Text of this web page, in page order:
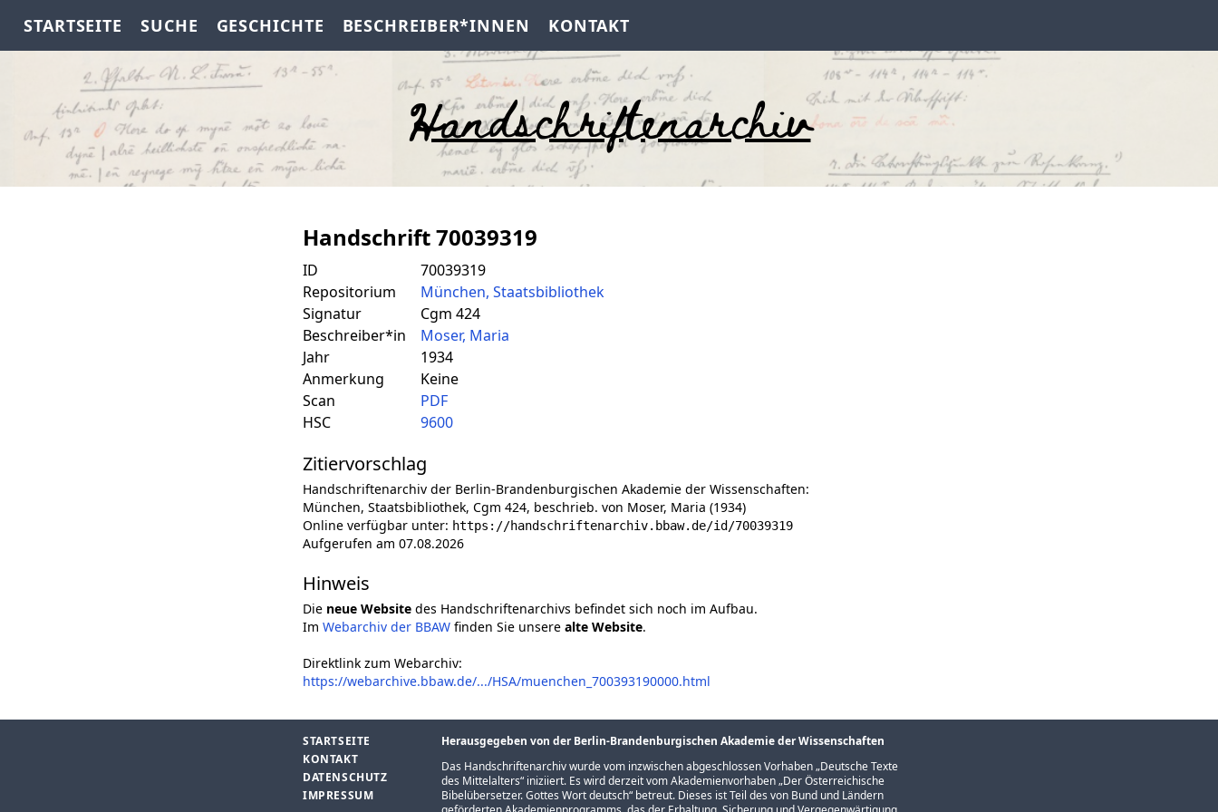
STARTSEITE SUCHE GESCHICHTE BESCHREIBER*INNEN KONTAKT
Handschriftenarchiv
Handschrift 70039319
ID
70039319
Repositorium
München, Staatsbibliothek
Signatur
Cgm 424
Beschreiber*in
Moser, Maria
Jahr
1934
Anmerkung
Keine
Scan
PDF
HSC
9600
Zitiervorschlag
Handschriftenarchiv der Berlin-Brandenburgischen Akademie der Wissenschaften:
München, Staatsbibliothek, Cgm 424, beschrieb. von Moser, Maria (1934)
Online verfügbar unter: https://handschriftenarchiv.bbaw.de/id/70039319
Aufgerufen am 07.08.2026
Hinweis
Die neue Website des Handschriftenarchivs befindet sich noch im Aufbau.
Im Webarchiv der BBAW finden Sie unsere alte Website.
Direktlink zum Webarchiv:
https://webarchive.bbaw.de/.../HSA/muenchen_700393190000.html
STARTSEITE
KONTAKT
DATENSCHUTZ
IMPRESSUM
Herausgegeben von der Berlin-Brandenburgischen Akademie der Wissenschaften
Das Handschriftenarchiv wurde vom inzwischen abgeschlossen Vorhaben „Deutsche Texte
des Mittelalters“ iniziiert. Es wird derzeit vom Akademienvorhaben „Der Österreichische
Bibelübersetzer. Gottes Wort deutsch“ betreut. Dieses ist Teil des von Bund und Ländern